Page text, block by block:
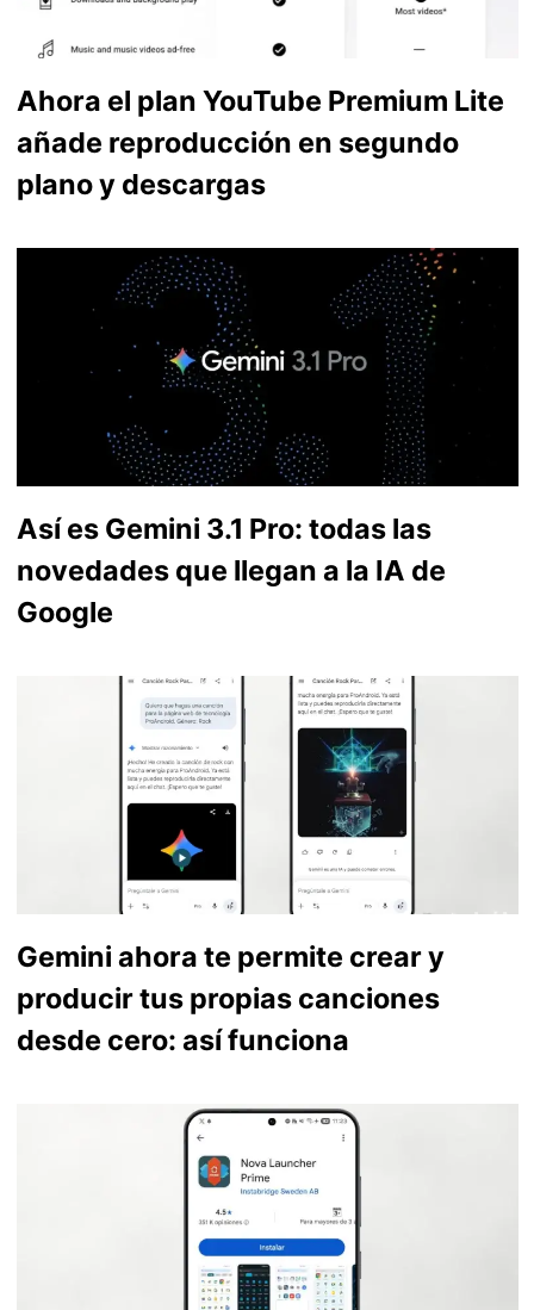
Ahora el plan YouTube Premium Lite
añade reproducción en segundo
plano y descargas
Así es Gemini 3.1 Pro: todas las
novedades que llegan a la IA de
Google
Gemini ahora te permite crear y
producir tus propias canciones
desde cero: así funciona